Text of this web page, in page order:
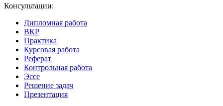
Консультации:
Дипломная работа
ВКР
Практика
Курсовая работа
Реферат
Контрольная работа
Эссе
Решение задач
Презентация